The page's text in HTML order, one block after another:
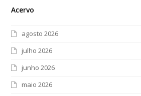
Acervo
agosto 2026
julho 2026
junho 2026
maio 2026